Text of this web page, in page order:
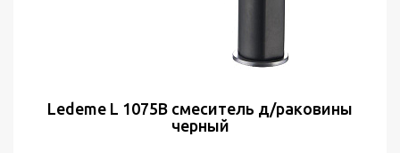
Ledeme L 1075В смеситель д/раковины
черный